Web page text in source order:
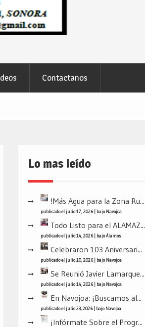
Contactanos
Lo mas leído
!Más Agua para la Zona Ru...
publicado el julio 17, 2026| bajoNavojoa
Todo Listo para el ALAMAZ...
publicado el julio 14, 2026| bajoÁlamos
Celebraron 103 Aniversari...
publicado el julio 10, 2026| bajoNavojoa
Se Reunió Javier Lamarque...
publicado el julio 14, 2026| bajoNavojoa
En Navojoa: ¡Buscamos al...
publicado el julio 23, 2026| bajoNavojoa
¡Infórmate Sobre el Progr...